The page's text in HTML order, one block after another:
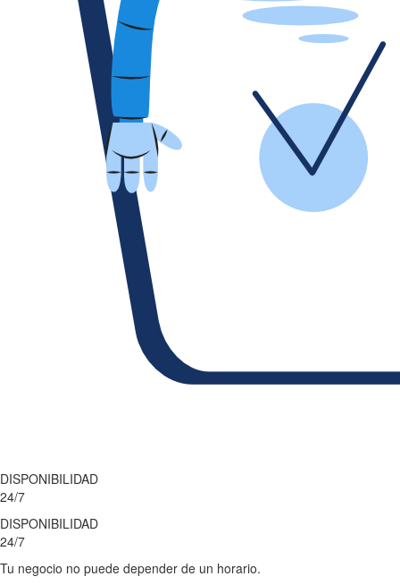
DISPONIBILIDAD
24/7
DISPONIBILIDAD
24/7
Tu negocio no puede depender de un horario.